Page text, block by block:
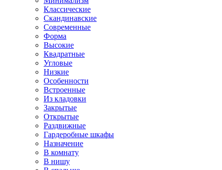
Классические
Скандинавские
Современные
Форма
Высокие
Квадратные
Угловые
Низкие
Особенности
Встроенные
Из кладовки
Закрытые
Открытые
Раздвижные
Гардеробные шкафы
Назначение
В комнату
В нишу